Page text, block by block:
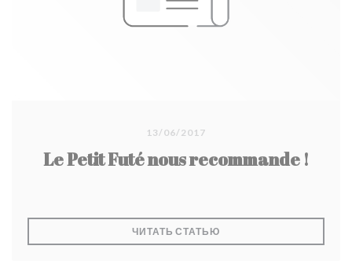
13/06/2017
Le Petit Futé nous recommande !
ЧИТАТЬ СТАТЬЮ((ОТКРЫВАЕТСЯ В